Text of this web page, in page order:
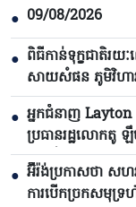
● 09/08/2026
● ពិធីកាន់ទុក្ខជាតិរយ
សាយសំផន ភូមិវិហា
● អ្នកជំនាញ Layton
ប្រធានរដ្ឋលោកតូ
រវាងវៀតណាមនិងអូ
● អ៊ីរ៉ង់ប្រកាសថា សហ
ការបើកច្រកសមុទ្